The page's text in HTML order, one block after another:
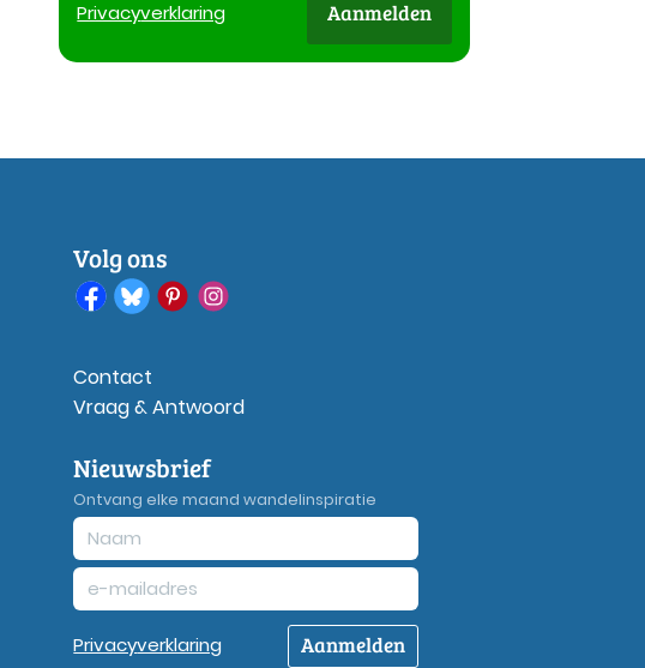
Privacyverklaring Aanmelden
Volg ons
Contact
Vraag & Antwoord
Nieuwsbrief
Ontvang elke maand wandelinspiratie
Privacyverklaring Aanmelden